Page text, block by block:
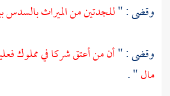
وقضى : "للجدتين من الميراث بالسدس
وقضى : "أن من أعتق شركا في مملوك
مال" .